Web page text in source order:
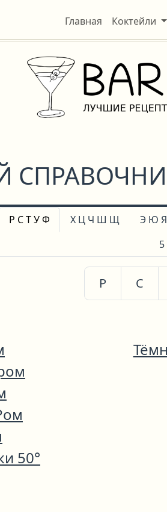
Главная Коктейли
Р С Т У Ф Х Ц Ч Ш Щ Э Ю Я
Р С
50°